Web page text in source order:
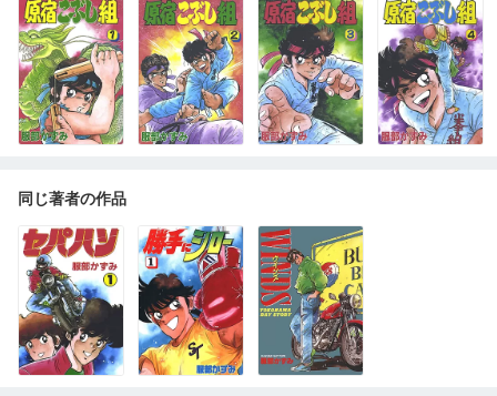
同じ著者の作品